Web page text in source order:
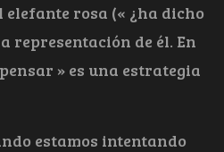
elefante rosa (« ¿ha dicho
representación de él. En
» es una estrategia
estamos intentando